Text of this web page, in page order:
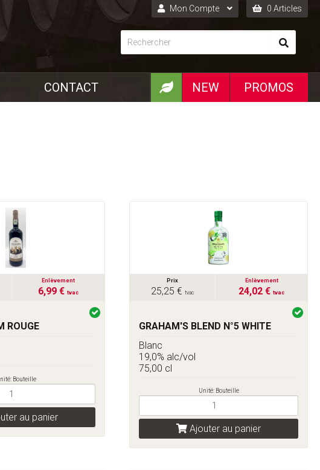
Mon Compte
Connexion
Inscription
0 Articles
CONTACT PROMOS
NEW
Enlèvement
6,99 € tvac
ROUGE
Bouteille
au panier
Prix
25,25 € tvac
Enlèvement
24,02 € tvac
GRAHAM'S BLEND N°5 WHITE
Blanc
19,0% alc/vol
75,00 cl
Unité: Bouteille
Ajouter au panier